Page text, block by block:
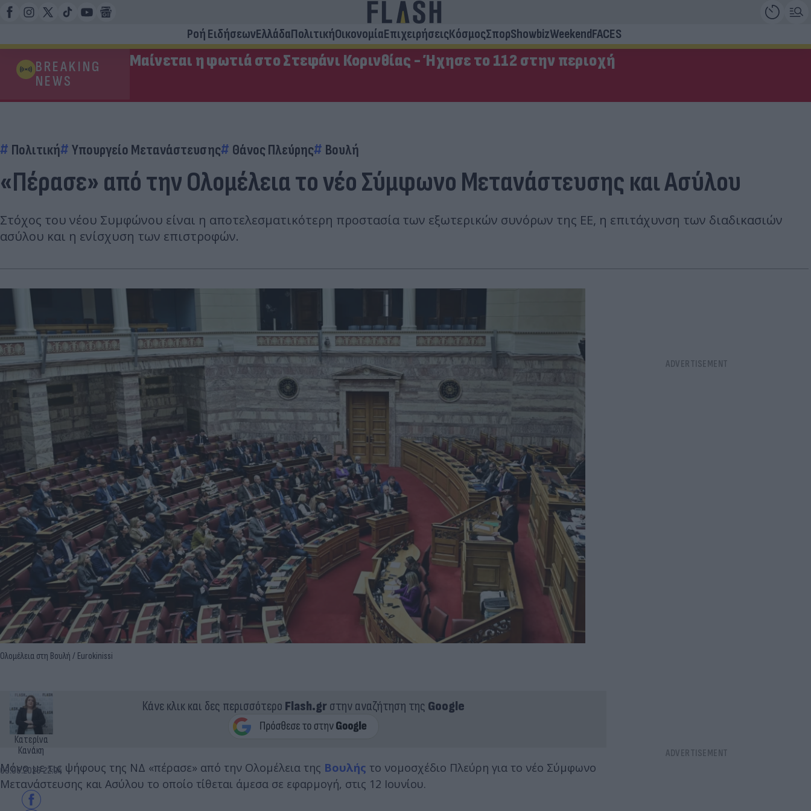
Ροή ΕιδήσεωνΕλλάδαΠολιτικήΟικονομίαΕπιχειρήσειςΚόσμοςΣπορShowbizWeekendFACES
BREAKING
NEWS
Μαίνεται η φωτιά στο Στεφάνι Κορινθίας - Ήχησε το 112 στην περιοχή
Πολιτική Υπουργείο Μετανάστευσης Θάνος Πλεύρης Βουλή
«Πέρασε» από την Ολομέλεια το νέο Σύμφωνο Μετανάστευσης και Ασύλου
Στόχος του νέου Συμφώνου είναι η αποτελεσματικότερη προστασία των εξωτερικών συνόρων της ΕΕ, η επιτάχυνση των διαδικασιών
ασύλου και η ενίσχυση των επιστροφών.
Ολομέλεια στη Βουλή / Eurokinissi
Κατερίνα
Κανάκη
09.06.2026 22:04
Κάνε κλικ και δες περισσότερο Flash.grστην αναζήτηση της Google
Μόνο με τις ψήφους της ΝΔ «πέρασε» από την Ολομέλεια της Βουλής το νομοσχέδιο Πλεύρη για το νέο Σύμφωνο
Μετανάστευσης και Ασύλου το οποίο τίθεται άμεσα σε εφαρμογή, στις 12 Ιουνίου.